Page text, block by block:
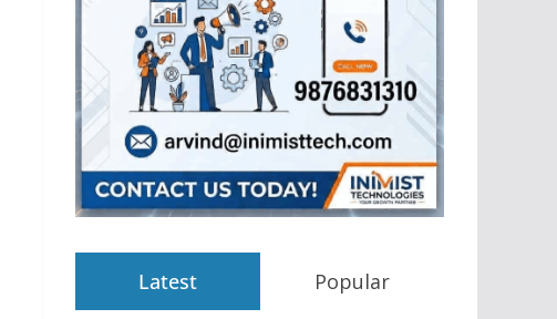
Latest Popular